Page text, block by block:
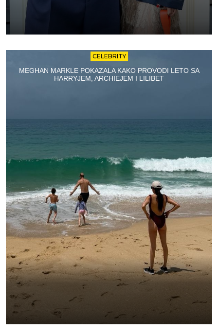
CELEBRITY
MEGHAN MARKLE POKAZALA KAKO PROVODI LETO SA
HARRYJEM, ARCHIEJEM I LILIBET